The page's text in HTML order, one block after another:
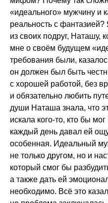
«идеального» мужчину и
реальность с
из своих подруг, Наташу,
мне о своём будущем
требования были,
он должен был быть
с хорошей работой, без
и обязательно любить
души Наташа знала, что
искала кого-то, кто бы
каждый день давал ей
особенная. Идеальный
не только другом, но и
который смог бы
а также дать ей
необходимо. Всё это